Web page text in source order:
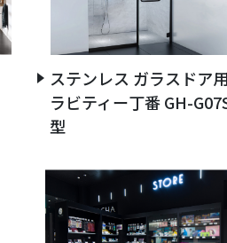
ステンレス ガラスドア
ラビティー丁番 GH-
型